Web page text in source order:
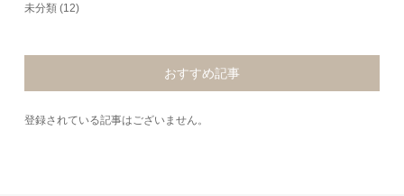
未分類 (12)
おすすめ記事
登録されている記事はございません。